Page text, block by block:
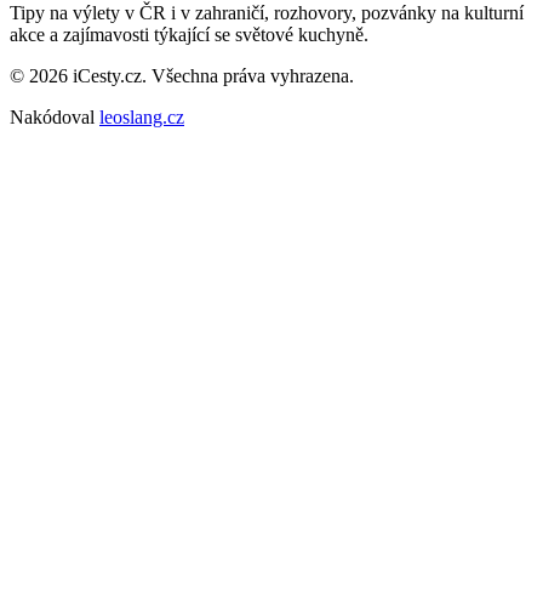
Tipy na výlety v ČR i v zahraničí, rozhovory, pozvánky na kulturní
akce a zajímavosti týkající se světové kuchyně.
© 2026 iCesty.cz. Všechna práva vyhrazena.
Nakódoval leoslang.cz